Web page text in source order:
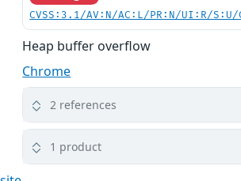
CVSS:3.1/AV:N/AC:L/PR:N/UI:R/
Heap buffer overflow
Chrome
2 references
1 product